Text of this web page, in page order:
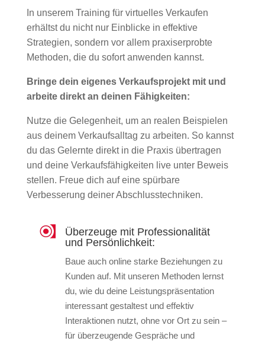
In unserem Training für virtuelles Verkaufen
erhältst du nicht nur Einblicke in effektive
Strategien, sondern vor allem praxiserprobte
Methoden, die du sofort anwenden kannst.
Bringe dein eigenes Verkaufsprojekt mit und
arbeite direkt an deinen Fähigkeiten:
Nutze die Gelegenheit, um an realen Beispielen
aus deinem Verkaufsalltag zu arbeiten. So kannst
du das Gelernte direkt in die Praxis übertragen
und deine Verkaufsfähigkeiten live unter Beweis
stellen. Freue dich auf eine spürbare
Verbesserung deiner Abschlusstechniken.
Überzeuge mit Professionalität
und Persönlichkeit:
Baue auch online starke Beziehungen zu
Kunden auf. Mit unseren Methoden lernst
du, wie du deine Leistungspräsentation
interessant gestaltest und effektiv
Interaktionen nutzt, ohne vor Ort zu sein –
für überzeugende Gespräche und